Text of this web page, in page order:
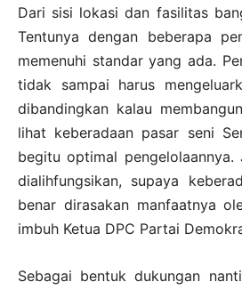
Dari sisi lokasi dan fasilitas
Tentunya dengan beberapa
memenuhi standar yang ada.
tidak sampai harus
dibandingkan kalau
lihat keberadaan pasar seni
begitu optimal
dialihfungsikan, supaya
benar dirasakan manfaatnya
imbuh Ketua DPC Partai
Sebagai bentuk dukungan